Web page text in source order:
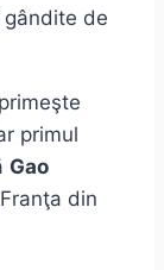
de
primul
Gao
din